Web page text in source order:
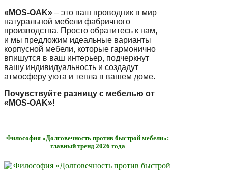
«MOS-OAK» – это ваш проводник в мир
натуральной мебели фабричного
производства. Просто обратитесь к нам,
и мы предложим идеальные варианты
корпусной мебели, которые гармонично
впишутся в ваш интерьер, подчеркнут
вашу индивидуальность и создадут
атмосферу уюта и тепла в вашем доме.
Почувствуйте разницу с мебелью от
«MOS-OAK»!
Философия «Долговечность против быстрой мебели»:
главный тренд 2026 года